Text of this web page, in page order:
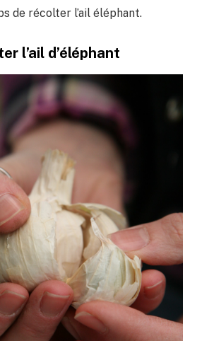
de récolter l’ail éléphant.
l’ail d’éléphant